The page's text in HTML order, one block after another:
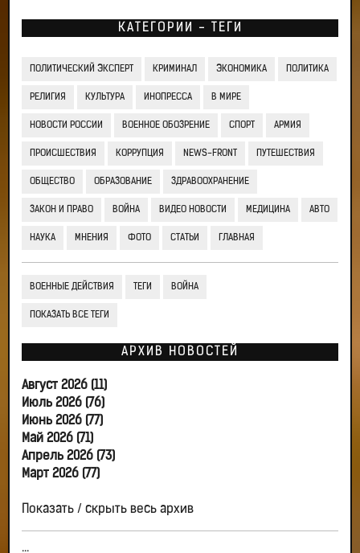
КАТЕГОРИИ - ТЕГИ
ПОЛИТИЧЕСКИЙ ЭКСПЕРТ КРИМИНАЛ ЭКОНОМИКА ПОЛИТИКА
РЕЛИГИЯ КУЛЬТУРА ИНОПРЕССА В МИРЕ
НОВОСТИ РОССИИ ВОЕННОЕ ОБОЗРЕНИЕ СПОРТ АРМИЯ
ПРОИСШЕСТВИЯ КОРРУПЦИЯ NEWS-FRONT ПУТЕШЕСТВИЯ
ОБЩЕСТВО ОБРАЗОВАНИЕ ЗДРАВООХРАНЕНИЕ
ЗАКОН И ПРАВО ВОЙНА ВИДЕО НОВОСТИ МЕДИЦИНА АВТО
НАУКА МНЕНИЯ ФОТО СТАТЬИ ГЛАВНАЯ
ВОЕННЫЕ ДЕЙСТВИЯ ТЕГИ ВОЙНА
ПОКАЗАТЬ ВСЕ ТЕГИ
АРХИВ НОВОСТЕЙ
Август 2026 (11)
Июль 2026 (76)
Июнь 2026 (77)
Май 2026 (71)
Апрель 2026 (73)
Март 2026 (77)
Показать / скрыть весь архив
...